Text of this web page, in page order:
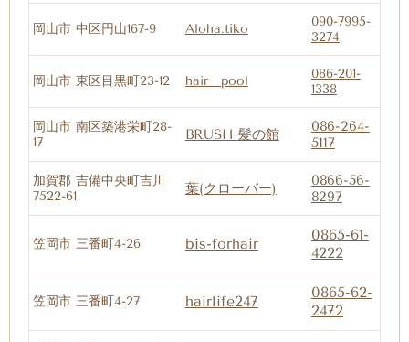
岡山市 中区円山167-9 Aloha.tiko
090-7995-
3274
岡山市 東区目黒町23-12 hair pool
086-201-
1338
岡山市 南区築港栄町28-
17
BRUSH 髪の館
086-264-
5117
加賀郡 吉備中央町吉川
7522-61
葉(クローバー)
0866-56-
8297
笠岡市 三番町4-26 bis-forhair
0865-61-
4222
笠岡市 三番町4-27 hairlife247
0865-62-
2472